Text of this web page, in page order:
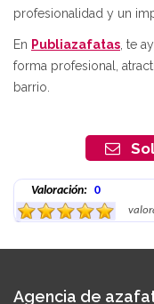
profesionalidad y un
En Publiazafatas, te
forma profesional,
barrio.
Valoración: 0
Agencia de